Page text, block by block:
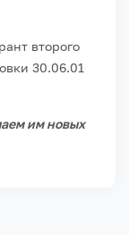
второго
30.06.01
им новых